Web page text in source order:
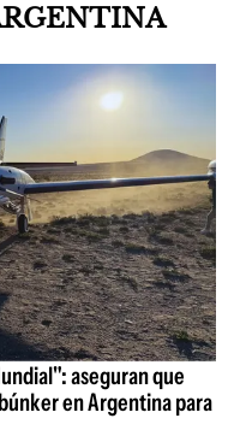
aseguran que
en Argentina para